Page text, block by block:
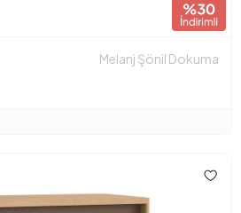
Melanj Şönil Dokuma